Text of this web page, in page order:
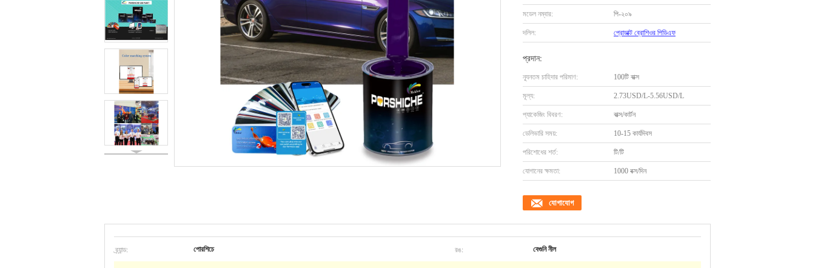
মডেল নম্বার: পি-২০৯
দলিল: প্রোডাক্ট ব্রোশিওর পিডিএফ
প্রদান:
ন্যূনতম চাহিদার পরিমাণ: 100টি বাক্স
মূল্য: 2.73USD/L-5.56USD/L
প্যাকেজিং বিবরণ: বাক্স/কার্টন
ডেলিভারি সময়: 10-15 কার্যদিবস
পরিশোধের শর্ত: টি/টি
যোগানের ক্ষমতা: 1000 বক্স/দিন
যোগাযোগ
ব্র্যান্ড: পোরশিচে রঙ: বেগুনি নীল